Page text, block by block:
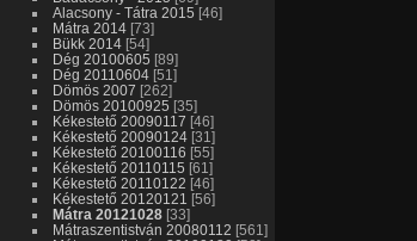
Alacsony - Tátra 2015 [46]
Mátra 2014 [73]
Bükk 2014 [54]
Dég 20100605 [89]
Dég 20110604 [51]
Dömös 2007 [262]
Dömös 20100925 [35]
Kékestető 20090117 [46]
Kékestető 20090124 [31]
Kékestető 20100116 [55]
Kékestető 20110115 [61]
Kékestető 20110122 [46]
Kékestető 20120121 [56]
Mátra 20121028 [33]
Mátraszentistván 20080112 [561]